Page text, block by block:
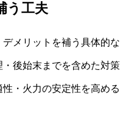
う工夫
メリットを補う具体的な
後始末までを含めた対策
・火力の安定性を高める